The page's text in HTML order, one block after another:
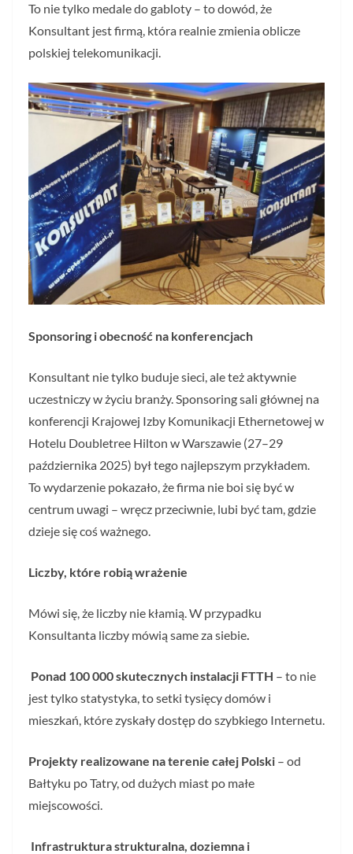
To nie tylko medale do gabloty – to dowód, że
Konsultant jest firmą, która realnie zmienia oblicze
polskiej telekomunikacji.
Sponsoring i obecność na konferencjach
Konsultant nie tylko buduje sieci, ale też aktywnie
uczestniczy w życiu branży. Sponsoring sali głównej na
konferencji Krajowej Izby Komunikacji Ethernetowej w
Hotelu Doubletree Hilton w Warszawie (27–29
października 2025) był tego najlepszym przykładem.
To wydarzenie pokazało, że firma nie boi się być w
centrum uwagi – wręcz przeciwnie, lubi być tam, gdzie
dzieje się coś ważnego.
Liczby, które robią wrażenie
Mówi się, że liczby nie kłamią. W przypadku
Konsultanta liczby mówią same za siebie.
Ponad 100 000 skutecznych instalacji FTTH – to nie
jest tylko statystyka, to setki tysięcy domów i
mieszkań, które zyskały dostęp do szybkiego Internetu.
Projekty realizowane na terenie całej Polski – od
Bałtyku po Tatry, od dużych miast po małe
miejscowości.
Infrastruktura strukturalna, doziemna i